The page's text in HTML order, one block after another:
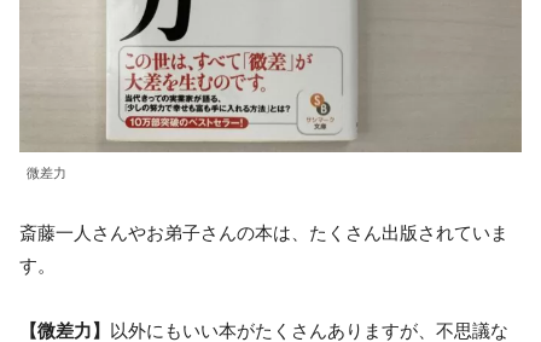
微差力
斎藤一人さんやお弟子さんの本は、たくさん出版されていま
す。
【微差力】
以外にもいい本がたくさんありますが、不思議な